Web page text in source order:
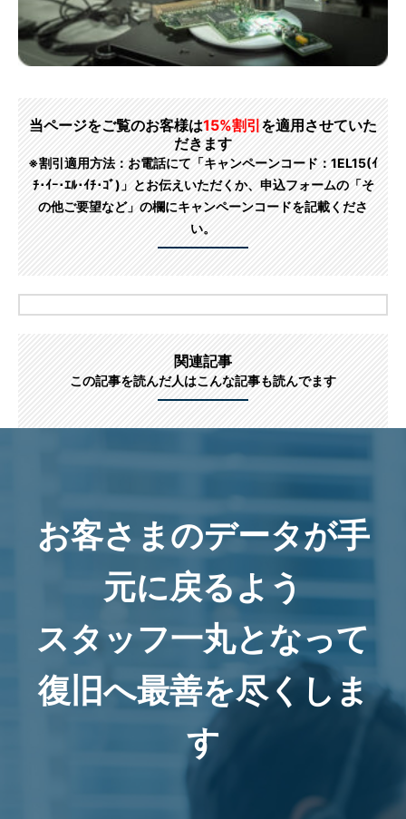
当ページをご覧のお客様は15%割引 を適用させていた
だきます
※割引適用方法：お電話にて「キャンペーンコード：1EL15(ｲ
ﾁ･ｲｰ･ｴﾙ･ｲﾁ･ｺﾞ)」とお伝えいただくか、申込フォームの「そ
の他ご要望など」の欄にキャンペーンコードを記載くださ
い。
関連記事
この記事を読んだ人はこんな記事も読んでます
お客さまのデータが手
元に戻るよう
スタッフ一丸となって
復旧へ最善を尽くしま
す